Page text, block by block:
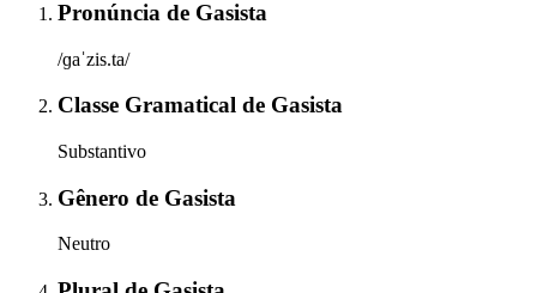
Pronúncia de Gasista
/ɡaˈzis.ta/
Classe Gramatical de Gasista
Substantivo
Gênero de Gasista
Neutro